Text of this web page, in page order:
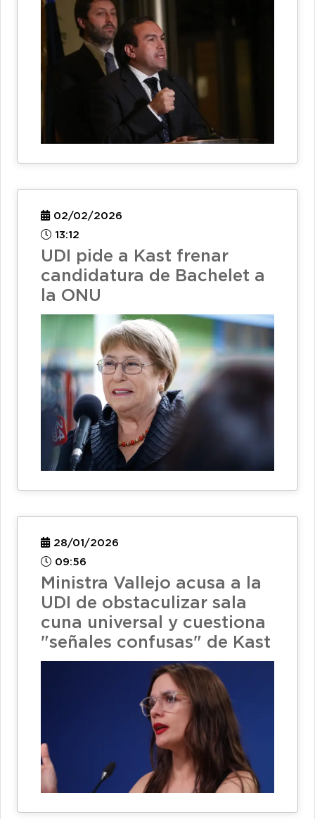
02/02/2026
13:12
UDI pide a Kast frenar
candidatura de Bachelet a
la ONU
28/01/2026
09:56
Ministra Vallejo acusa a la
UDI de obstaculizar sala
cuna universal y cuestiona
"señales confusas" de Kast